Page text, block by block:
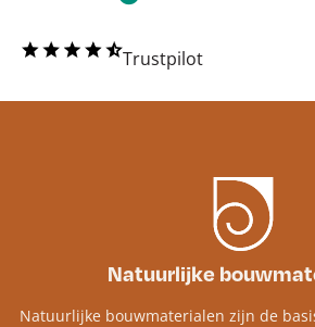
Trustpilot
Natuurlijke
Natuurlijke bouwmaterialen zijn de